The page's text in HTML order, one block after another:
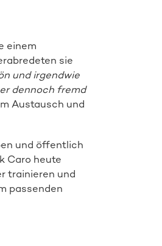
einem
sie
und irgendwie
dennoch fremd
Austausch und
und öffentlich
Caro heute
trainieren und
passenden